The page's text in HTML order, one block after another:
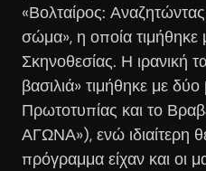
«Βολταίρος:
σώμα», η οποία τιμήθηκε
Σκηνοθεσίας. Η ιρανική
βασιλιά» τιμήθηκε με
Πρωτοτυπίας και το
ΑΓΩΝΑ»), ενώ ιδιαίτερη
πρόγραμμα είχαν και οι